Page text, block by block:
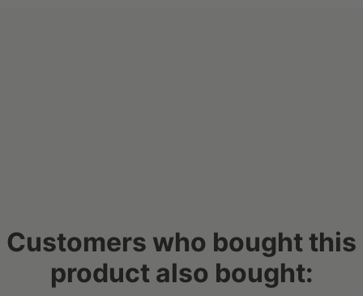
Customers who bought this
product also bought: